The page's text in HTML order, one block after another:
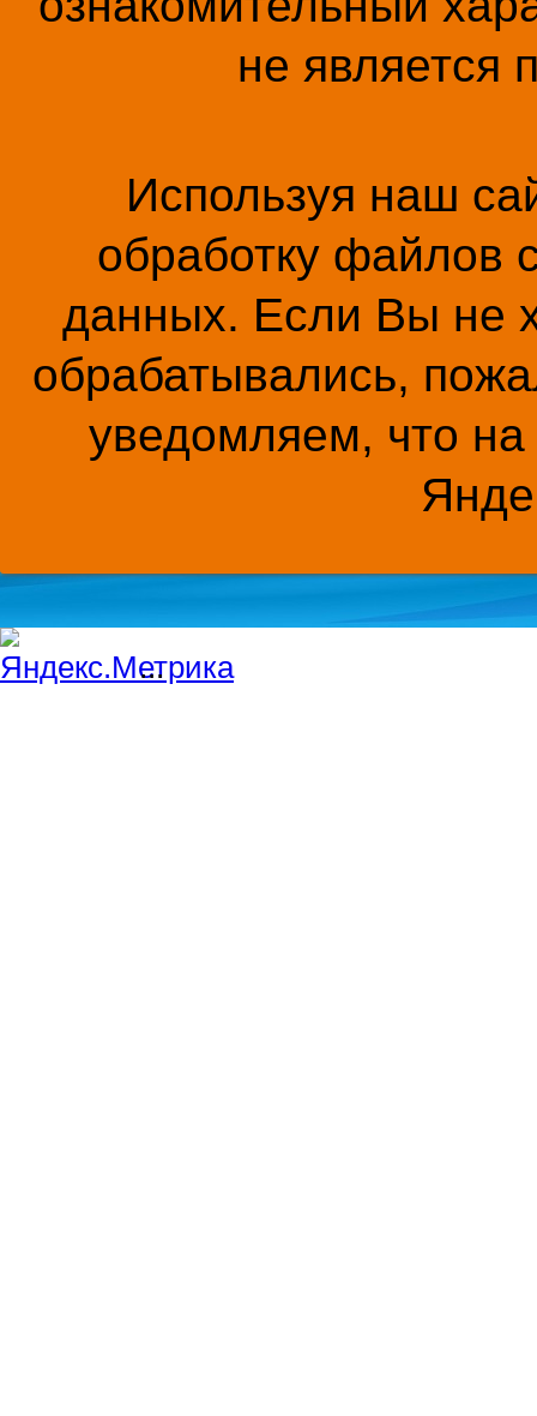
не является
Используя наш
обработку файлов
данных. Если Вы не
обрабатывались,
уведомляем, что на
...